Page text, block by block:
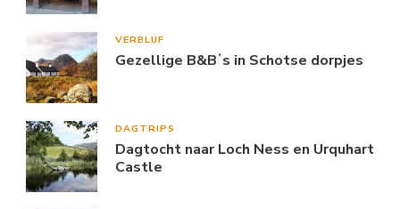
VERBLIJF
Gezellige B&Bʼs in Schotse dorpjes
DAGTRIPS
Dagtocht naar Loch Ness en Urquhart
Castle